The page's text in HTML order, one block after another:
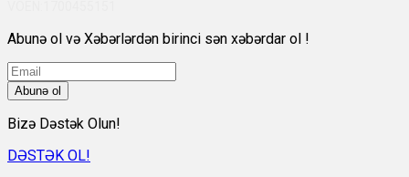
Abunə ol və Xəbərlərdən birinci sən xəbərdar ol !
Abunə ol
Bizə Dəstək Olun!
DƏSTƏK OL!